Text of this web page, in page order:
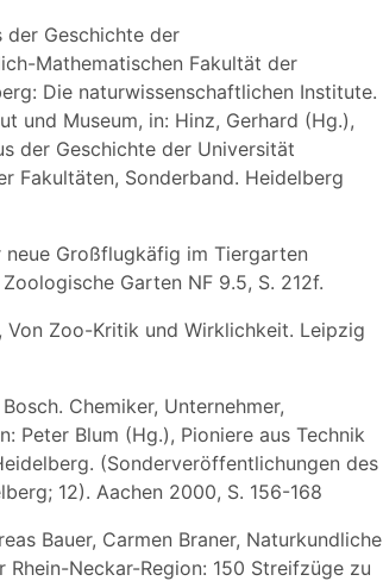
der Geschichte der
Mathematischen Fakultät der
Die naturwissenschaftlichen Institute.
und Museum, in: Hinz, Gerhard (Hg.),
der Geschichte der Universität
Fakultäten, Sonderband. Heidelberg
neue Großflugkäfig im Tiergarten
Garten NF 9.5, S. 212f.
Von Zoo-Kritik und Wirklichkeit. Leipzig
Chemiker, Unternehmer,
Peter Blum (Hg.), Pioniere aus Technik
(Sonderveröffentlichungen des
12). Aachen 2000, S. 156-168
Bauer, Carmen Braner, Naturkundliche
Rhein-Neckar-Region: 150 Streifzüge zu